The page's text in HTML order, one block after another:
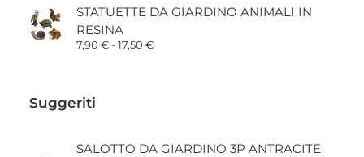
18,90 €
da
STATUETTE DA GIARDINO ANIMALI IN
RESINA
7,90 €-17,50 €Fascia
Suggeriti
SALOTTO DA GIARDINO 3P ANTRACITE